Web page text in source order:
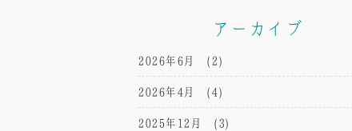
アーカイブ
2026年6月 (2)
2026年4月 (4)
2025年12月 (3)